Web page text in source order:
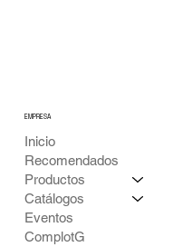
EMPRESA
Inicio
Recomendados
Productos
Catálogos
Eventos
ComplotG